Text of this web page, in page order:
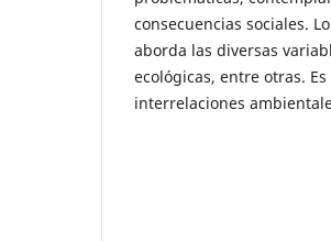
consecuencias sociales.
aborda las diversas
ecológicas, entre otras.
interrelaciones